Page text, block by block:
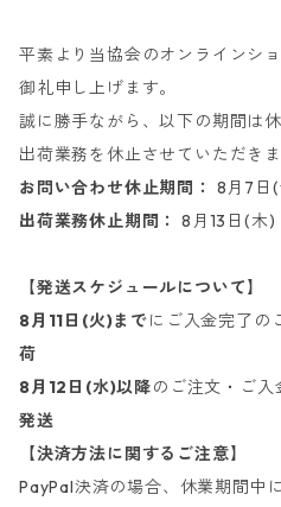
平素より当協会のオンラインシ
御礼申し上げます。
誠に勝手ながら、以下の期間は
出荷業務を休止させていただきま
お問い合わせ休止期間：
8月7日
出荷業務休止期間：
8月13日(木)
【発送スケジュールについて】
8月11日(火)までにご入金完了
荷
8月12日(水)以降のご注文・ご
発送
【決済方法に関するご注意】
PayPal決済の場合、休業期間中